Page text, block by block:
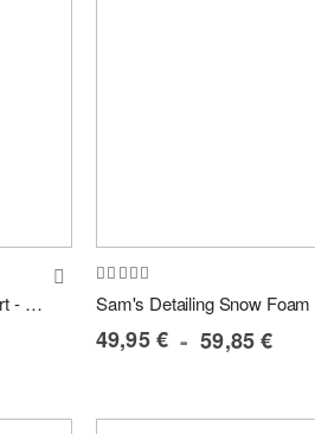
Sam's Detailing Wheel Soap Expert - Felgenshampoo 4L
Bewertung:
100%
49,95 € 59,85 €